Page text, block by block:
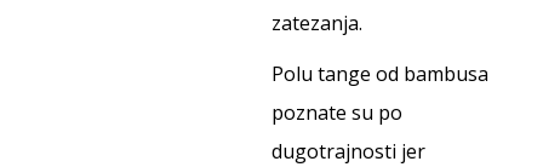
zatezanja.
Polu tange od bambusa
poznate su po
dugotrajnosti jer